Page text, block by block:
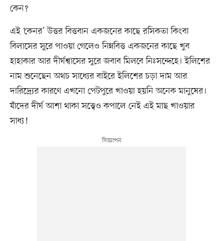
কেন?
এই ‘কেনর’ উত্তর বিত্তবান একজনের কাছে রসিকতা কিংবা
বিলাসের সুরে পাওয়া গেলেও নিম্নবিত্ত একজনের কাছে খুব
হাহাকার আর দীর্ঘশ্বাসের সুরে জবাব মিলবে নিঃসন্দেহে। ইলিশের
নাম শুনেছেন অথচ সাধ্যের বাইরে ইলিশের চড়া দাম আর
দারিদ্র্যের কারণে এখনো পেটপুরে খাওয়া হয়নি অনেক মানুষের।
যাঁদের দীর্ঘ আশা থাকা সত্ত্বেও কপালে নেই এই মাছ খাওয়ার
সাধ্য!